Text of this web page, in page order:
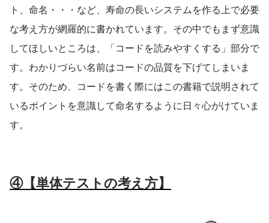
ト、命名・・・など、寿命の長いシステムを作る上で必要
な考え方が網羅的に書かれています。その中でもまず意識
してほしいところは、「コードを読みやすくする」部分で
す。わかりづらい名前はコードの品質を下げてしまいま
す。そのため、コードを書く際にはこの書籍で説明されて
いるポイントを意識して命名するように日々心がけていま
す。
④【単体テストの考え方】